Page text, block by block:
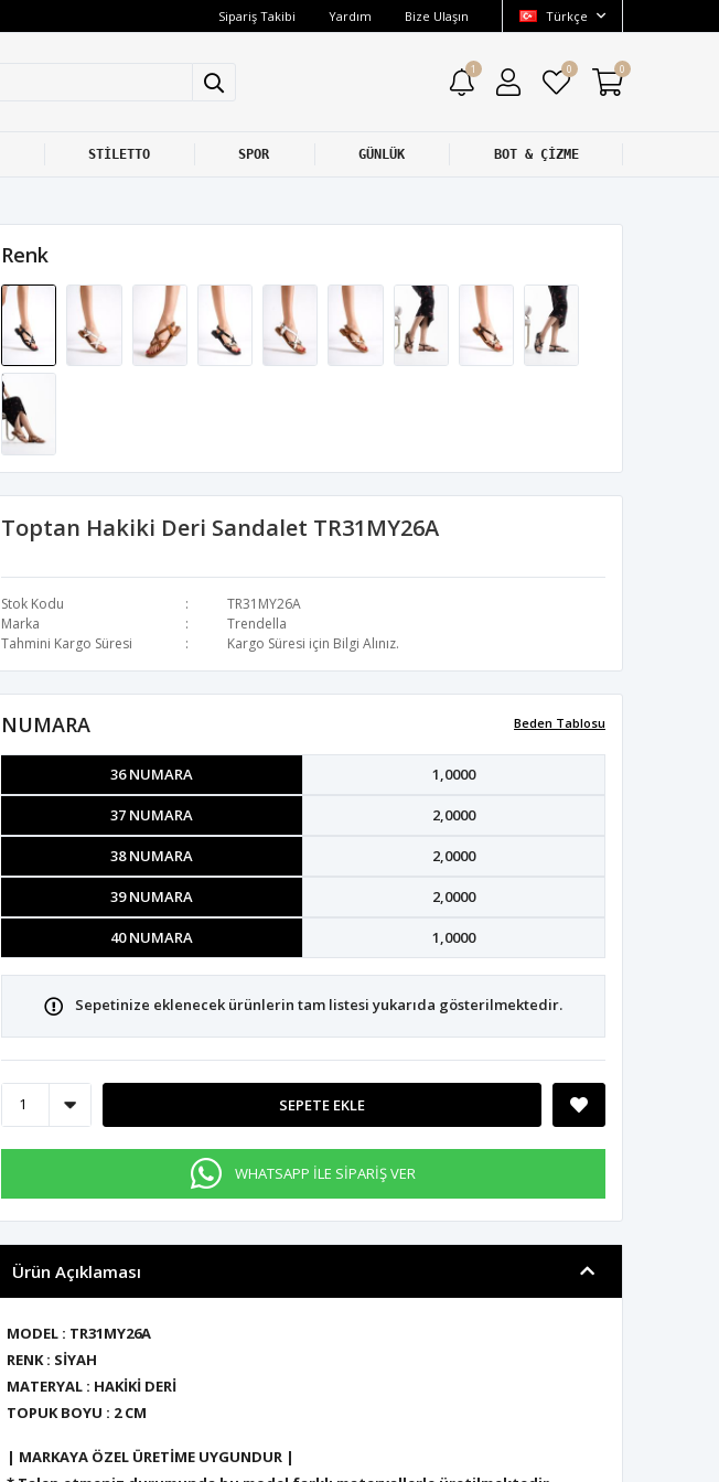
Sipariş Takibi Yardım Bize Ulaşın Türkçe
1 0 0
STİLETTO SPOR GÜNLÜK BOT & ÇİZME
Toptan Hakiki Deri Sandalet TR31MY26A
Stok Kodu
TR31MY26A
Marka
Trendella
Tahmini Kargo Süresi
Kargo Süresi için Bilgi Alınız.
Renk
Beden Tablosu
NUMARA
36 NUMARA 1,0000
37 NUMARA 2,0000
38 NUMARA 2,0000
39 NUMARA 2,0000
40 NUMARA 1,0000
Sepetinize eklenecek ürünlerin tam listesi yukarıda gösterilmektedir.
SEPETE EKLE
WHATSAPP İLE SİPARİŞ VER
Ürün Açıklaması
MODEL : TR31MY26A
RENK : SİYAH
MATERYAL : HAKİKİ DERİ
TOPUK BOYU : 2 CM
| MARKAYA ÖZEL ÜRETİME UYGUNDUR |